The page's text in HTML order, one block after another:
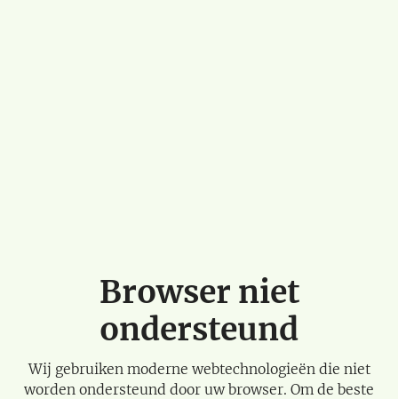
Browser niet
ondersteund
Wij gebruiken moderne webtechnologieën die niet
worden ondersteund door uw browser. Om de beste